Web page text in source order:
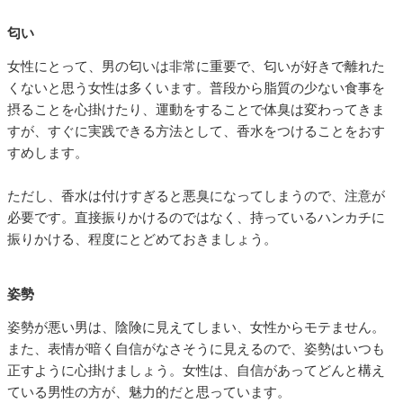
匂い
女性にとって、男の匂いは非常に重要で、匂いが好きで離れた
くないと思う女性は多くいます。普段から脂質の少ない食事を
摂ることを心掛けたり、運動をすることで体臭は変わってきま
すが、すぐに実践できる方法として、香水をつけることをおす
すめします。
ただし、香水は付けすぎると悪臭になってしまうので、注意が
必要です。直接振りかけるのではなく、持っているハンカチに
振りかける、程度にとどめておきましょう。
姿勢
姿勢が悪い男は、陰険に見えてしまい、女性からモテません。
また、表情が暗く自信がなさそうに見えるので、姿勢はいつも
正すように心掛けましょう。女性は、自信があってどんと構え
ている男性の方が、魅力的だと思っています。